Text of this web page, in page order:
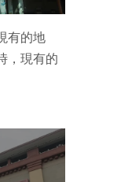
有的地
，現有的